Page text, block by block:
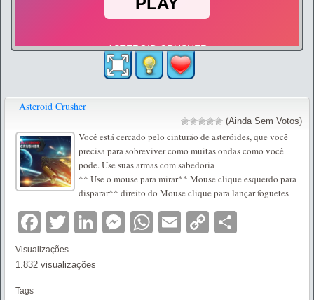
Asteroid Crusher
(Ainda Sem Votos)
Você está cercado pelo cinturão de asteróides, que você
precisa para sobreviver como muitas ondas como você
pode. Use suas armas com sabedoria
** Use o mouse para mirar** Mouse clique esquerdo para
disparar** direito do Mouse clique para lançar foguetes
Facebook
TwitterLinkedIn
Messenger
WhatsApp
EmailCopy
Visualizações
1.832 visualizações
Tags